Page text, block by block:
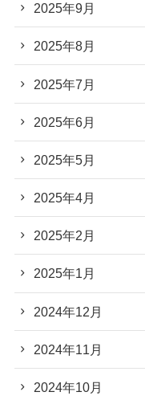
2025年9月
2025年8月
2025年7月
2025年6月
2025年5月
2025年4月
2025年2月
2025年1月
2024年12月
2024年11月
2024年10月